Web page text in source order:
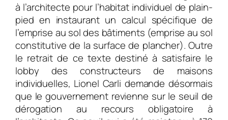
à l’architecte pour l’habitat individuel de plain-
pied en instaurant un calcul spécifique de
l’emprise au sol des bâtiments (emprise au sol
constitutive de la surface de plancher). Outre
le retrait de ce texte destiné à satisfaire le
lobby des constructeurs de maisons
individuelles, Lionel Carli demande désormais
que le gouvernement revienne sur le seuil de
dérogation au recours obligatoire à